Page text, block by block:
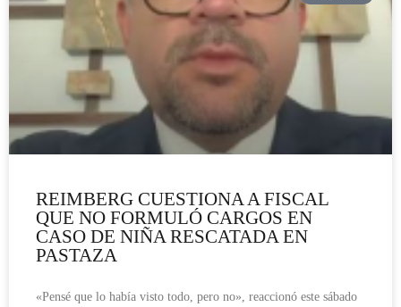
REIMBERG CUESTIONA A FISCAL
QUE NO FORMULÓ CARGOS EN
CASO DE NIÑA RESCATADA EN
PASTAZA
«Pensé que lo había visto todo, pero no», reaccionó este sábado